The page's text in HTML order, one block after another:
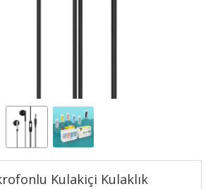
Kulakiçi Kulaklık